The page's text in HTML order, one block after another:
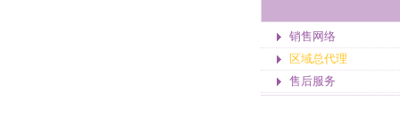
销售网络
区域总代理
售后服务